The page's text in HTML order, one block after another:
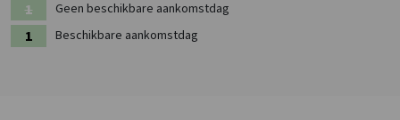
de gezellige sfeer, hier is voor iedereen iets te beleven.
Geen beschikbare aankomstdag
Beschikbare aankomstdag